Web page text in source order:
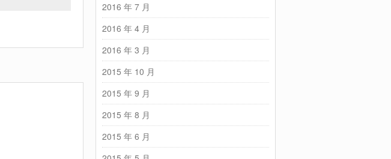
2016 年 7 月
2016 年 4 月
2016 年 3 月
2015 年 10 月
2015 年 9 月
2015 年 8 月
2015 年 6 月